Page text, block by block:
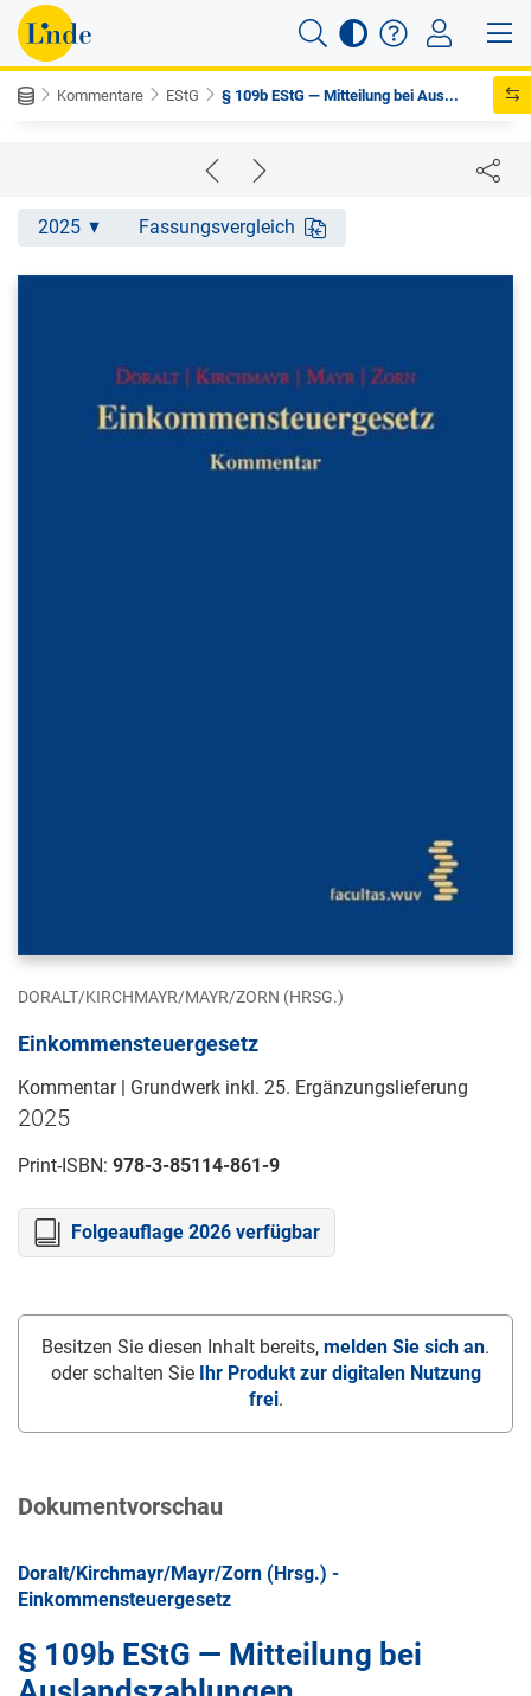
Kommentare EStG § 109b EStG — Mitteilung bei Aus...
2025 Fassungsvergleich
DORALT/KIRCHMAYR/MAYR/ZORN (HRSG.)
Einkommensteuergesetz
Kommentar | Grundwerk inkl. 25. Ergänzungslieferung
2025
Print-ISBN: 978-3-85114-861-9
Folgeauflage 2026 verfügbar
Besitzen Sie diesen Inhalt bereits, melden Sie sich an.
oder schalten Sie
Ihr Produkt zur digitalen Nutzung
frei.
Dokumentvorschau
Doralt/Kirchmayr/Mayr/Zorn (Hrsg.) -
Einkommensteuergesetz
§ 109b EStG — Mitteilung bei